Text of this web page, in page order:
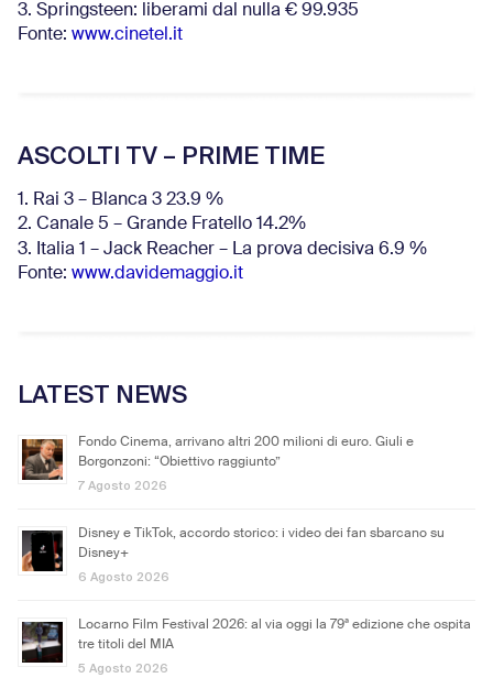
3. Springsteen: liberami dal nulla € 99.935
Fonte: www.cinetel.it
ASCOLTI TV – PRIME TIME
1. Rai 3 – Blanca 3 23.9 %
2. Canale 5 – Grande Fratello 14.2%
3. Italia 1 – Jack Reacher – La prova decisiva 6.9 %
Fonte: www.davidemaggio.it
LATEST NEWS
Fondo Cinema, arrivano altri 200 milioni di euro. Giuli e
Borgonzoni: “Obiettivo raggiunto”
7 Agosto 2026
Disney e TikTok, accordo storico: i video dei fan sbarcano su
Disney+
6 Agosto 2026
Locarno Film Festival 2026: al via oggi la 79ª edizione che ospita
tre titoli del MIA
5 Agosto 2026